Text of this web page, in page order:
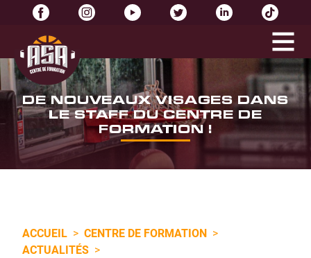
DE NOUVEAUX VISAGES DANS
LE STAFF DU CENTRE DE
FORMATION !
ACCUEIL > CENTRE DE FORMATION >
ACTUALITÉS >